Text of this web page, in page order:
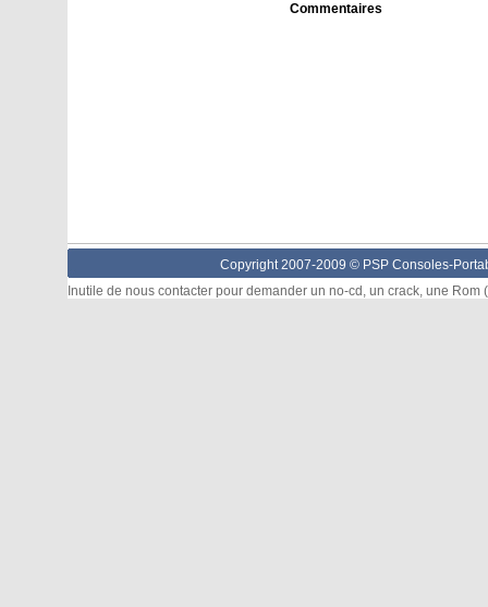
Commentaires
Copyright 2007-2009 © PSP Consoles-
Inutile de nous contacter pour demander un no-cd, un crack, une